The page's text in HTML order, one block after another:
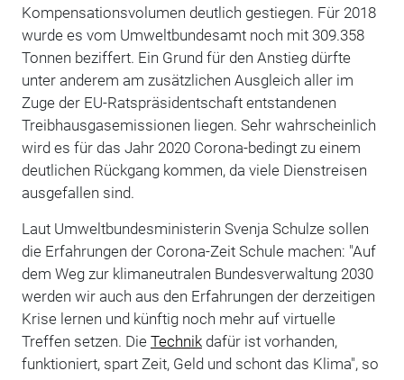
Kompensationsvolumen deutlich gestiegen. Für 2018
wurde es vom Umweltbundesamt noch mit 309.358
Tonnen beziffert. Ein Grund für den Anstieg dürfte
unter anderem am zusätzlichen Ausgleich aller im
Zuge der EU-Ratspräsidentschaft entstandenen
Treibhausgasemissionen liegen. Sehr wahrscheinlich
wird es für das Jahr 2020 Corona-bedingt zu einem
deutlichen Rückgang kommen, da viele Dienstreisen
ausgefallen sind.
Laut Umweltbundesministerin Svenja Schulze sollen
die Erfahrungen der Corona-Zeit Schule machen: "Auf
dem Weg zur klimaneutralen Bundesverwaltung 2030
werden wir auch aus den Erfahrungen der derzeitigen
Krise lernen und künftig noch mehr auf virtuelle
Treffen setzen. Die Technikdafür ist vorhanden,
funktioniert, spart Zeit, Geld und schont das Klima", so